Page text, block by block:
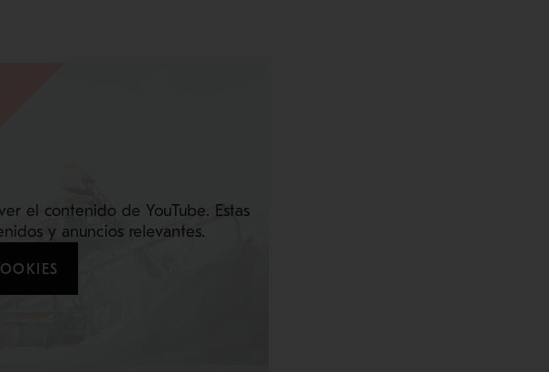
el contenido de YouTube. Estas
y anuncios relevantes.